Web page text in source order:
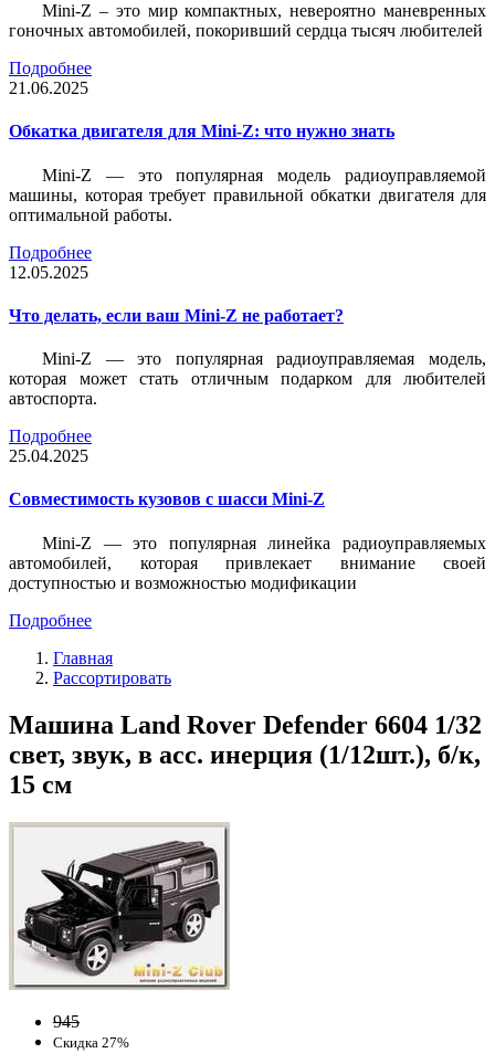
Mini-Z – это мир компактных, невероятно маневренных
гоночных автомобилей, покоривший сердца тысяч любителей
Подробнее
21.06.2025
Обкатка двигателя для Mini-Z: что нужно знать
Mini-Z — это популярная модель радиоуправляемой
машины, которая требует правильной обкатки двигателя для
оптимальной работы.
Подробнее
12.05.2025
Что делать, если ваш Mini-Z не работает?
Mini-Z — это популярная радиоуправляемая модель,
которая может стать отличным подарком для любителей
автоспорта.
Подробнее
25.04.2025
Совместимость кузовов с шасси Mini-Z
Mini-Z — это популярная линейка радиоуправляемых
автомобилей, которая привлекает внимание своей
доступностью и возможностью модификации
Подробнее
Главная
Рассортировать
Машина Land Rover Defender 6604 1/32
свет, звук, в асс. инерция (1/12шт.), б/к,
15 см
945
Скидка 27%